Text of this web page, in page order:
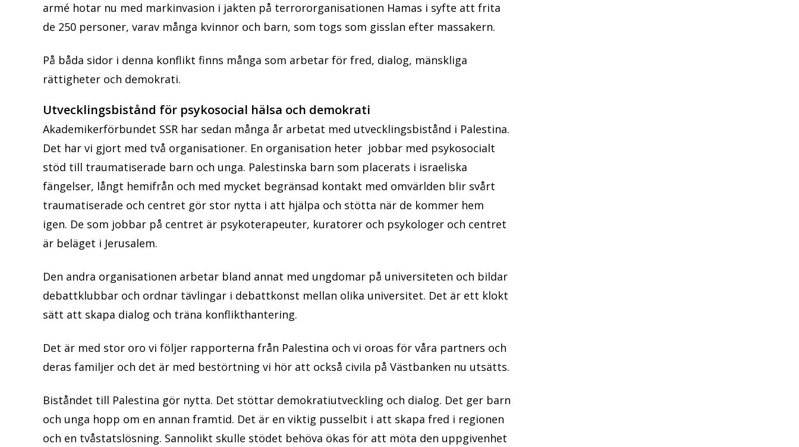
armé hotar nu med markinvasion i jakten på terrororganisationen Hamas i syfte att frita
de 250 personer, varav många kvinnor och barn, som togs som gisslan efter massakern.
På båda sidor i denna konflikt finns många som arbetar för fred, dialog, mänskliga
rättigheter och demokrati.
Utvecklingsbistånd för psykosocial hälsa och demokrati
Akademikerförbundet SSR har sedan många år arbetat med utvecklingsbistånd i Palestina.
Det har vi gjort med två organisationer. En organisation heter jobbar med psykosocialt
stöd till traumatiserade barn och unga. Palestinska barn som placerats i israeliska
fängelser, långt hemifrån och med mycket begränsad kontakt med omvärlden blir svårt
traumatiserade och centret gör stor nytta i att hjälpa och stötta när de kommer hem
igen. De som jobbar på centret är psykoterapeuter, kuratorer och psykologer och centret
är beläget i Jerusalem.
Den andra organisationen arbetar bland annat med ungdomar på universiteten och bildar
debattklubbar och ordnar tävlingar i debattkonst mellan olika universitet. Det är ett klokt
sätt att skapa dialog och träna konflikthantering.
Det är med stor oro vi följer rapporterna från Palestina och vi oroas för våra partners och
deras familjer och det är med bestörtning vi hör att också civila på Västbanken nu utsätts.
Biståndet till Palestina gör nytta. Det stöttar demokratiutveckling och dialog. Det ger barn
och unga hopp om en annan framtid. Det är en viktig pusselbit i att skapa fred i regionen
och en tvåstatslösning. Sannolikt skulle stödet behöva ökas för att möta den uppgivenhet